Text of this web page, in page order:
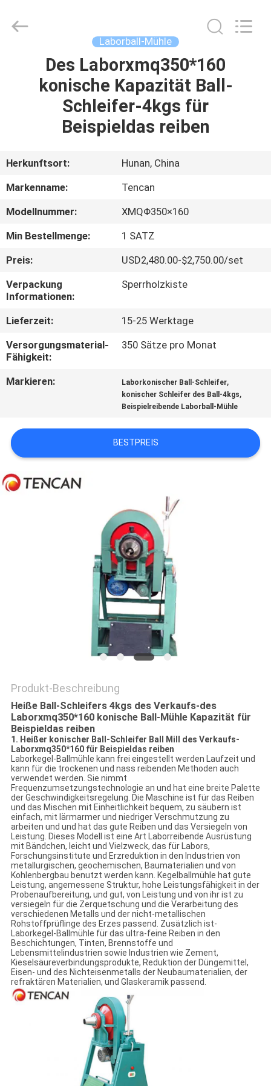
PRODUKTE
UNS
AUSFLUG
QUALITÄTSKONTROLLE
TRETEN
SIE
MIT
UNS
IN
NACHRICHTEN
BLOG
DATENSCHUTZRICHTLINIE
Laborball-Mühle
Des Laborxmq350*160
konische Kapazität Ball-
Schleifer-4kgs für
Beispieldas reiben
Herkunftsort:
Hunan, China
Markenname:
Tencan
Modellnummer:
XMQΦ350×160
Min Bestellmenge:
1 SATZ
Preis:
USD2,480.00-$2,750.00/set
Verpackung
Informationen:
Sperrholzkiste
Lieferzeit:
15-25 Werktage
Versorgungsmaterial-
Fähigkeit:
350 Sätze pro Monat
Markieren: Laborkonischer Ball-Schleifer,
konischer Schleifer des Ball-4kgs,
Beispielreibende Laborball-Mühle
BESTPREIS
Produkt-Beschreibung
Heiße Ball-Schleifers 4kgs des Verkaufs-des
Laborxmq350*160 konische Ball-Mühle Kapazität für
Beispieldas reiben
1. Heißer konischer Ball-Schleifer Ball Mill des Verkaufs-
Laborxmq350*160 für Beispieldas reiben
Laborkegel-Ballmühle kann frei eingestellt werden Laufzeit und
kann für die trockenen und nass reibenden Methoden auch
verwendet werden. Sie nimmt
Frequenzumsetzungstechnologie an und hat eine breite Palette
der Geschwindigkeitsregelung. Die Maschine ist für das Reiben
und das Mischen mit Einheitlichkeit bequem, zu säubern ist
einfach, mit lärmarmer und niedriger Verschmutzung zu
arbeiten und und hat das gute Reiben und das Versiegeln von
Leistung. Dieses Modell ist eine Art Laborreibende Ausrüstung
mit Bändchen, leicht und Vielzweck, das für Labors,
Forschungsinstitute und Erzreduktion in den Industrien von
metallurgischen, geochemischen, Baumaterialien und von
Kohlenbergbau benutzt werden kann. Kegelballmühle hat gute
Leistung, angemessene Struktur, hohe Leistungsfähigkeit in der
Probenaufbereitung, und gut, von Leistung und von ihr ist zu
versiegeln für die Zerquetschung und die Verarbeitung des
verschiedenen Metalls und der nicht-metallischen
Rohstoffprüflinge des Erzes passend. Zusätzlich ist-
Laborkegel-Ballmühle für das ultra-feine Reiben in den
Beschichtungen, Tinten, Brennstoffe und
Lebensmittelindustrien sowie Industrien wie Zement,
Kieselsäureverbindungsprodukte, Reduktion der Düngemittel,
Eisen- und des Nichteisenmetalls der Neubaumaterialien, der
refraktären Materialien, und Glaskeramik passend.